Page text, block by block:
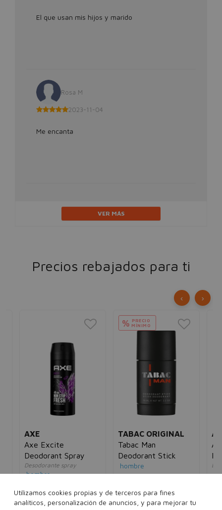
El que usan mis hijos y marido
Rosa M
2023-11-04
Me encanta
VER MÁS
Precios rebajados para ti
AXE
Axe Excite
Deodorant Spray
Desodorante spray
hombre
150 ml
% PRECIO
MÍNIMO
TABAC ORIGINAL
Tabac Man
Deodorant Stick
hombre
12,00€ 4,19€
‹ ›
Utilizamos cookies propias y de terceros para fines
analíticos, personalización de anuncios, y para mejorar tu